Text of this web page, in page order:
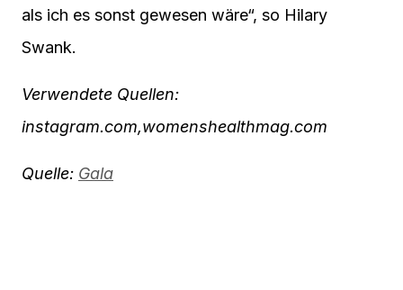
als ich es sonst gewesen wäre“, so Hilary
Swank.
Verwendete Quellen:
instagram.com,womenshealthmag.com
Quelle: Gala